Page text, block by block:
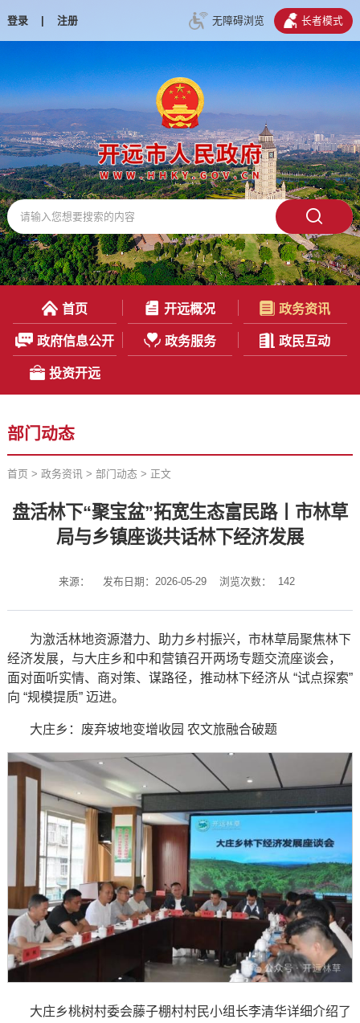
登录 | 注册 无障碍浏览 长者模式
首页 开远概况 政务资讯
政府信息公开 政务服务 政民互动
投资开远
部门动态
首页 > 政务资讯> 部门动态 > 正文
盘活林下“聚宝盆”拓宽生态富民路丨市林草
局与乡镇座谈共话林下经济发展
来源： 发布日期：2026-05-29 浏览次数： 142
为激活林地资源潜力、助力乡村振兴，市林草局聚焦林下
经济发展，与大庄乡和中和营镇召开两场专题交流座谈会，
面对面听实情、商对策、谋路径，推动林下经济从 “试点探索”
向 “规模提质” 迈进。
大庄乡：废弃坡地变增收园 农文旅融合破题
大庄乡桃树村委会藤子棚村村民小组长李清华详细介绍了